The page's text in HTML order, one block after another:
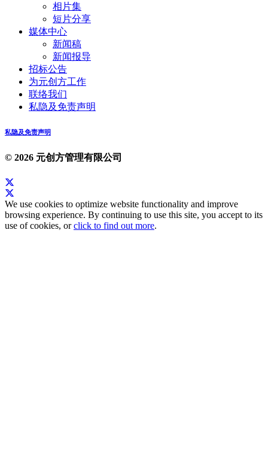
相片集
短片分享
媒体中心
新闻稿
新闻报导
招标公告
为元创方工作
联络我们
私隐及免责声明
私隐及免责声明
© 2026 元创方管理有限公司
We use cookies to optimize website functionality and improve
browsing experience. By continuing to use this site, you accept to its
use of cookies, orclick to find out more.